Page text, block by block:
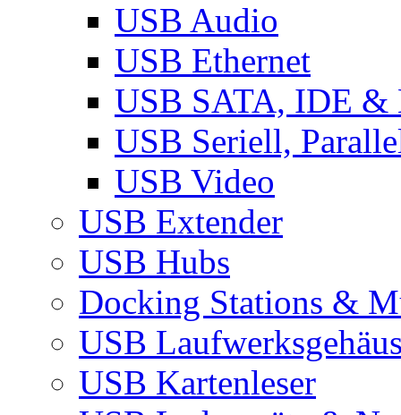
USB Audio
USB Ethernet
USB SATA, IDE &
USB Seriell,
USB Video
USB Extender
USB Hubs
Docking Stations &
USB
USB Kartenleser